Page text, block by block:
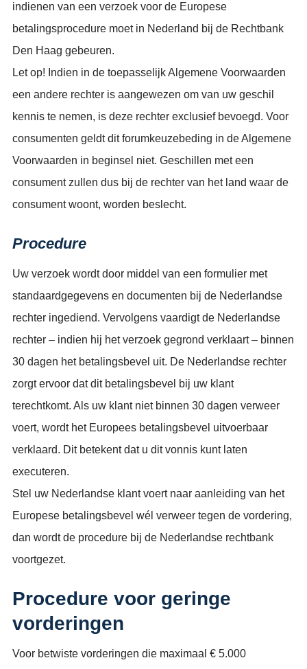
indienen van een verzoek voor de Europese
betalingsprocedure moet in Nederland bij de Rechtbank
Den Haag gebeuren.
Let op! Indien in de toepasselijk Algemene Voorwaarden
een andere rechter is aangewezen om van uw geschil
kennis te nemen, is deze rechter exclusief bevoegd. Voor
consumenten geldt dit forumkeuzebeding in de Algemene
Voorwaarden in beginsel niet. Geschillen met een
consument zullen dus bij de rechter van het land waar de
consument woont, worden beslecht.
Procedure
Uw verzoek wordt door middel van een formulier met
standaardgegevens en documenten bij de Nederlandse
rechter ingediend. Vervolgens vaardigt de Nederlandse
rechter – indien hij het verzoek gegrond verklaart – binnen
30 dagen het betalingsbevel uit. De Nederlandse rechter
zorgt ervoor dat dit betalingsbevel bij uw klant
terechtkomt. Als uw klant niet binnen 30 dagen verweer
voert, wordt het Europees betalingsbevel uitvoerbaar
verklaard. Dit betekent dat u dit vonnis kunt laten
executeren.
Stel uw Nederlandse klant voert naar aanleiding van het
Europese betalingsbevel wél verweer tegen de vordering,
dan wordt de procedure bij de Nederlandse rechtbank
voortgezet.
Procedure voor geringe
vorderingen
Voor betwiste vorderingen die maximaal € 5.000